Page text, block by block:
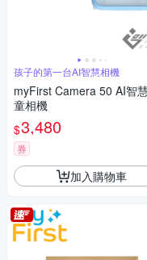
孩子的第一台AI智慧相機
myFirst Camera 50 AI智
童相機
$3,480
券
加入購物車